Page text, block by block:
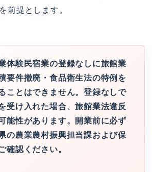
前提とします。
体験民宿業の登録なしに旅館業
要件撤廃・食品衛生法の特例を
ことはできません。登録なしで
受け入れた場合、旅館業法違反
能性があります。開業前に必ず
の農業農村振興担当課および保
確認ください。